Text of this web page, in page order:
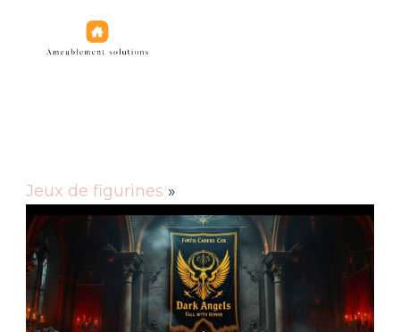
Jeux de figurines
Jeux de figurines »